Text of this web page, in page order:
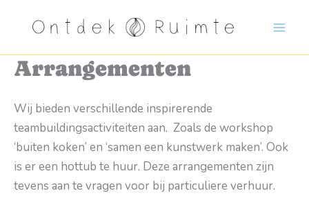
inhoud
Arrangementen
Wij bieden verschillende inspirerende
teambuildingsactiviteiten aan. Zoals de workshop
‘buiten koken’ en ‘samen een kunstwerk maken’. Ook
is er een hottub te huur. Deze arrangementen zijn
tevens aan te vragen voor bij particuliere verhuur.